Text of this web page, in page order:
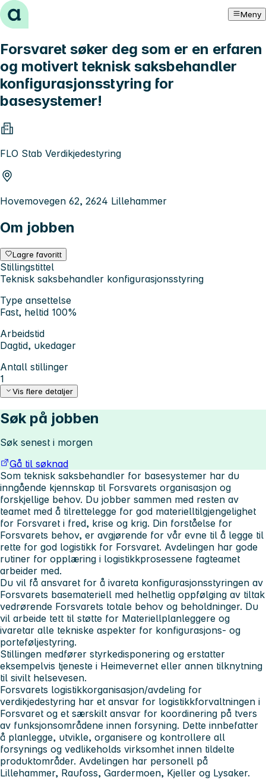
Hopp til innhold Meny
Forsvaret søker deg som er en erfaren
og motivert teknisk saksbehandler
konfigurasjonsstyring for
basesystemer!
FLO Stab Verdikjedestyring
Hovemovegen 62, 2624 Lillehammer
Om jobben
Lagre favoritt
Stillingstittel
Teknisk saksbehandler konfigurasjonsstyring
Type ansettelse
Fast, heltid 100%
Arbeidstid
Dagtid, ukedager
Antall stillinger
1
Vis flere detaljer
Søk på jobben
Søk senest i morgen
Gå til søknad
Som teknisk saksbehandler for basesystemer har du
inngående kjennskap til Forsvarets organisasjon og
forskjellige behov. Du jobber sammen med resten av
teamet med å tilrettelegge for god materielltilgjengelighet
for Forsvaret i fred, krise og krig. Din forståelse for
Forsvarets behov, er avgjørende for vår evne til å legge til
rette for god logistikk for Forsvaret. Avdelingen har gode
rutiner for opplæring i logistikkprosessene fagteamet
arbeider med.
Du vil få ansvaret for å ivareta konfigurasjonsstyringen av
Forsvarets basemateriell med helhetlig oppfølging av tiltak
vedrørende Forsvarets totale behov og beholdninger. Du
vil arbeide tett til støtte for Materiellplanleggere og
ivaretar alle tekniske aspekter for konfigurasjons- og
porteføljestyring.
Stillingen medfører styrkedisponering og erstatter
eksempelvis tjeneste i Heimevernet eller annen tilknytning
til sivilt helsevesen.
Forsvarets logistikkorganisasjon/avdeling for
verdikjedestyring har et ansvar for logistikkforvaltningen i
Forsvaret og et særskilt ansvar for koordinering på tvers
av funksjonsområdene innen forsyning. Dette innbefatter
å planlegge, utvikle, organisere og kontrollere all
forsynings og vedlikeholds virksomhet innen tildelte
produktområder. Avdelingen har personell på
Lillehammer, Raufoss, Gardermoen, Kjeller og Lysaker.